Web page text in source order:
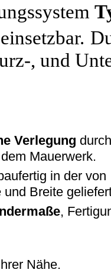
, und
Verlegung
Mauerwerk.
in der von
Breite
,
Nähe.